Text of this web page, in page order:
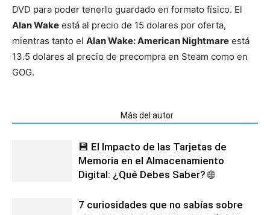
DVD para poder tenerlo guardado en formato físico. El
Alan Wake está al precio de 15 dolares por oferta,
mientras tanto el Alan Wake: American Nightmare está
13.5 dolares al precio de precompra en Steam como en
GOG.
Más del autor
💾 El Impacto de las Tarjetas de
Memoria en el Almacenamiento
Digital: ¿Qué Debes Saber? 🌐
7 curiosidades que no sabías sobre